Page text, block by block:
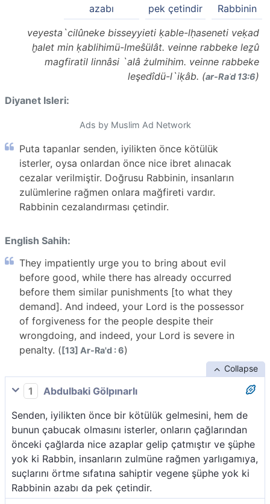
Rabbinin
pek çetindir
azabı
veyesta`cilûneke bisseyyieti ḳable-lḥaseneti veḳad
ḫalet min ḳablihimü-lmeŝülât. veinne rabbeke leẕû
magfiratil linnâsi `alâ żulmihim. veinne rabbeke
leşedîdü-l`iḳâb. (ar-Raʿd 13:6)
Diyanet Isleri:
Ads by Muslim Ad Network
Puta tapanlar senden, iyilikten önce kötülük
isterler, oysa onlardan önce nice ibret alınacak
cezalar verilmiştir. Doğrusu Rabbinin, insanların
zulümlerine rağmen onlara mağfireti vardır.
Rabbinin cezalandırması çetindir.
English Sahih:
They impatiently urge you to bring about evil
before good, while there has already occurred
before them similar punishments [to what they
demand]. And indeed, your Lord is the possessor
of forgiveness for the people despite their
wrongdoing, and indeed, your Lord is severe in
penalty. ([13] Ar-Ra'd : 6)
Collapse
1
Abdulbaki Gölpınarlı
Senden, iyilikten önce bir kötülük gelmesini, hem de
bunun çabucak olmasını isterler, onların çağlarından
önceki çağlarda nice azaplar gelip çatmıştır ve şüphe
yok ki Rabbin, insanların zulmüne rağmen yarlıgamıya,
suçlarını örtme sıfatına sahiptir vegene şüphe yok ki
Rabbinin azabı da pek çetindir.